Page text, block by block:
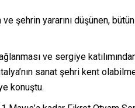
şehrin yararını düşünen,
ve sergiye
sanat şehri kent
konuştu.